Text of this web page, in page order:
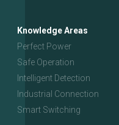
Knowledge Areas
Perfect Power
Safe Operation
Intelligent Detection
Industrial Connection
Smart Switching